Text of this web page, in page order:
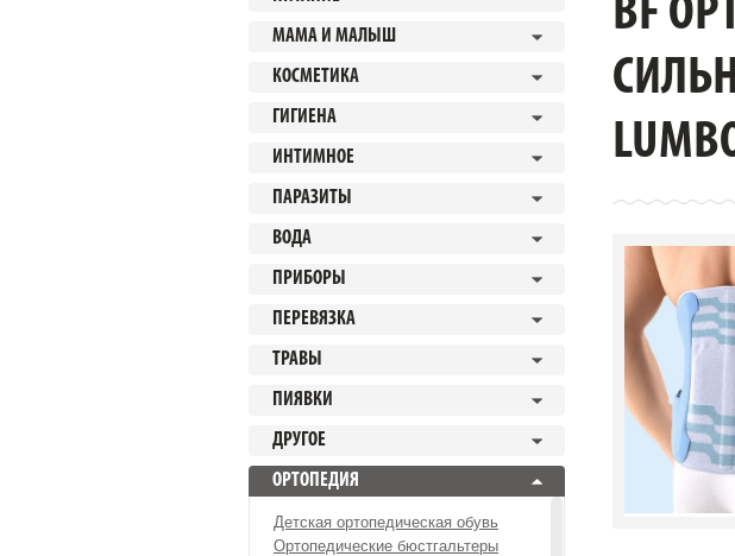
МАМА И МАЛЫШ
КОСМЕТИКА
ГИГИЕНА
ИНТИМНОЕ
ПАРАЗИТЫ
ВОДА
ПРИБОРЫ
ПЕРЕВЯЗКА
ТРАВЫ
ПИЯВКИ
ДРУГОЕ
ОРТОПЕДИЯ
Детская ортопедическая обувь
Ортопедические бюстгальтеры
BF